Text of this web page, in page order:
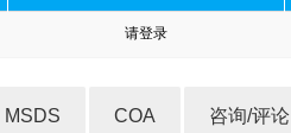
请登录
MSDS COA 咨询/评论